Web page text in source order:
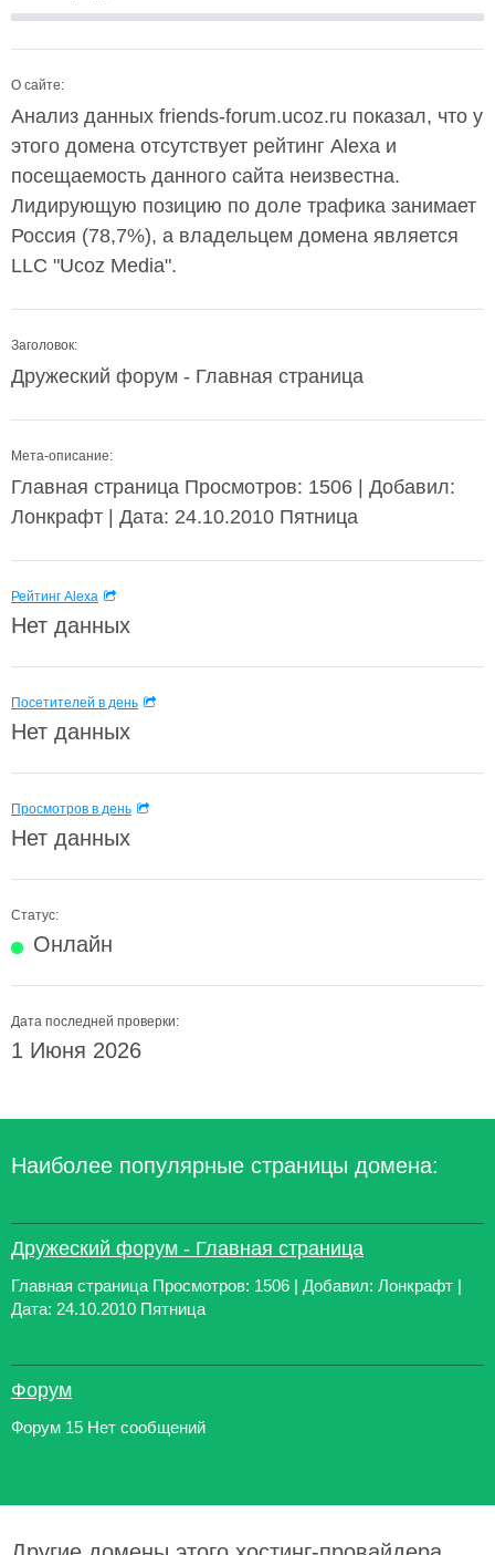
О сайте:
Анализ данных friends-forum.ucoz.ru показал, что у
этого домена отсутствует рейтинг Alexa и
посещаемость данного сайта неизвестна.
Лидирующую позицию по доле трафика занимает
Россия (78,7%), а владельцем домена является
LLC "Ucoz Media".
Заголовок:
Дружеский форум - Главная страница
Мета-описание:
Главная страница Просмотров: 1506 | Добавил:
Лонкрафт | Дата: 24.10.2010 Пятница
Рейтинг Alexa
Нет данных
Посетителей в день
Нет данных
Просмотров в день
Нет данных
Статус:
Онлайн
Дата последней проверки:
1 Июня 2026
Наиболее популярные страницы домена:
Дружеский форум - Главная страница
Главная страница Просмотров: 1506 | Добавил: Лонкрафт |
Дата: 24.10.2010 Пятница
Форум
Форум 15 Нет сообщений